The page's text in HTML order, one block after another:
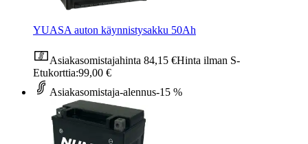
YUASA auton käynnistysakku 50Ah
Asiakasomistajahinta 84,15 €Hinta ilman S-
Etukorttia:99,00 €
Asiakasomistaja-alennus-15 %